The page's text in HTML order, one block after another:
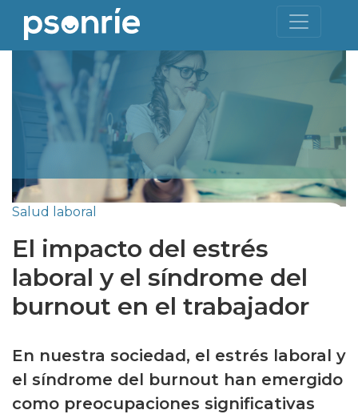
Salud laboral
El impacto del estrés
laboral y el síndrome del
burnout en el trabajador
En nuestra sociedad, el estrés laboral y
el síndrome del burnout han emergido
como preocupaciones significativas